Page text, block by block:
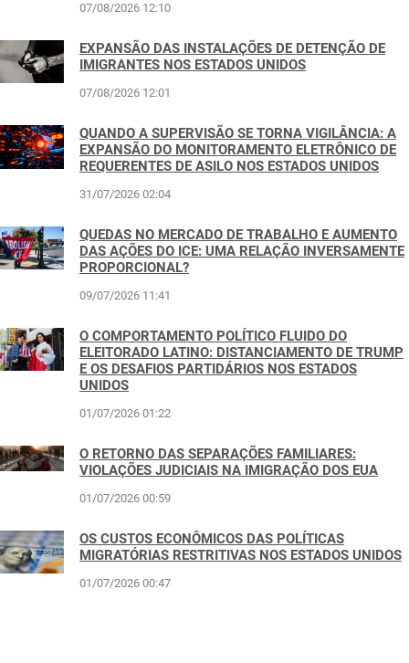
07/08/2026 12:10
EXPANSÃO DAS INSTALAÇÕES DE DETENÇÃO DE
IMIGRANTES NOS ESTADOS UNIDOS
07/08/2026 12:01
QUANDO A SUPERVISÃO SE TORNA VIGILÂNCIA: A
EXPANSÃO DO MONITORAMENTO ELETRÔNICO DE
REQUERENTES DE ASILO NOS ESTADOS UNIDOS
31/07/2026 02:04
QUEDAS NO MERCADO DE TRABALHO E AUMENTO
DAS AÇÕES DO ICE: UMA RELAÇÃO INVERSAMENTE
PROPORCIONAL?
09/07/2026 11:41
O COMPORTAMENTO POLÍTICO FLUIDO DO
ELEITORADO LATINO: DISTANCIAMENTO DE TRUMP
E OS DESAFIOS PARTIDÁRIOS NOS ESTADOS
UNIDOS
01/07/2026 01:22
O RETORNO DAS SEPARAÇÕES FAMILIARES:
VIOLAÇÕES JUDICIAIS NA IMIGRAÇÃO DOS EUA
01/07/2026 00:59
OS CUSTOS ECONÔMICOS DAS POLÍTICAS
MIGRATÓRIAS RESTRITIVAS NOS ESTADOS UNIDOS
01/07/2026 00:47